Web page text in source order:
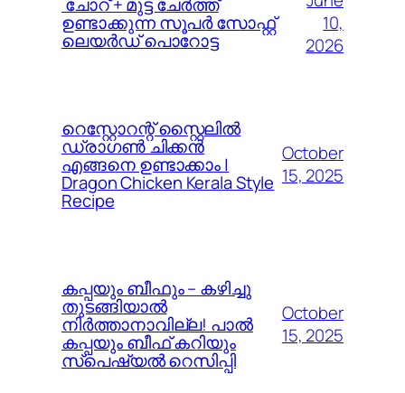
ഉണ്ടാക്കുന്ന സൂപർ സോഫ്റ്റ്
ലെയർഡ് പൊറോട്ട
10,
2026
റെസ്റ്റോറന്റ് സ്റ്റൈലിൽ
ഡ്രാഗൺ ചിക്കൻ
എങ്ങനെ ഉണ്ടാക്കാം |
Dragon Chicken Kerala Style
Recipe
October
15, 2025
കപ്പയും ബീഫും – കഴിച്ചു
തുടങ്ങിയാൽ
നിർത്താനാവില്ല! പാൽ
കപ്പയും ബീഫ് കറിയും
സ്പെഷ്യൽ റെസിപ്പി
October
15, 2025